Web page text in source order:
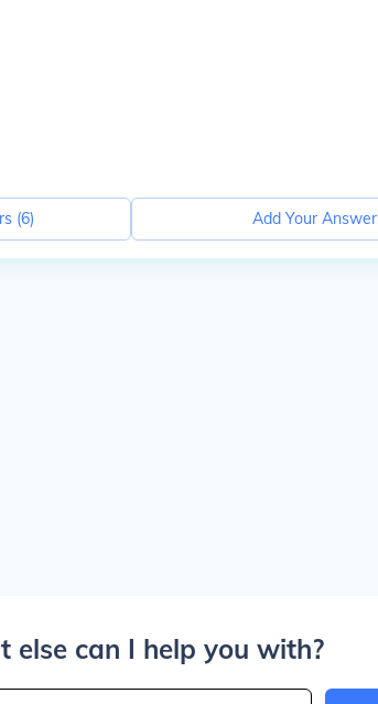
(6) Add Your Answer
else can I help you with?